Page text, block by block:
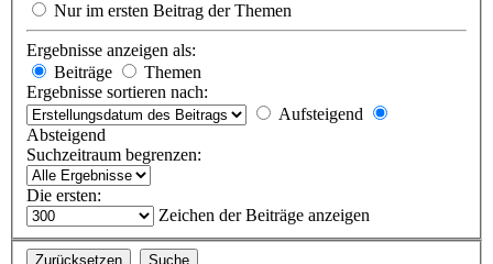
Nur im ersten Beitrag der Themen
Ergebnisse anzeigen als:
Beiträge
Themen
Ergebnisse sortieren nach:
Aufsteigend
Absteigend
Suchzeitraum begrenzen:
Die ersten:
Zeichen der Beiträge anzeigen